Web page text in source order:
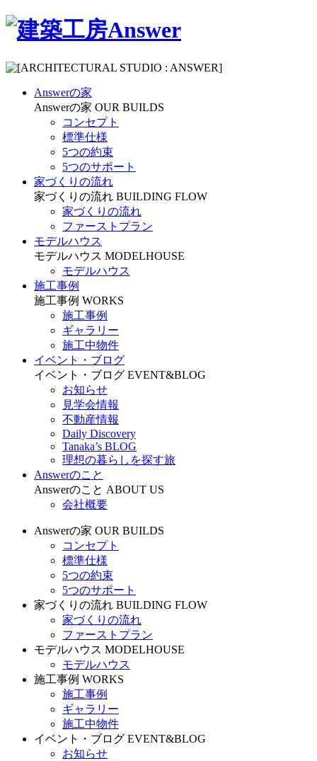
Answerの家
Answerの家 OUR BUILDS
コンセプト
標準仕様
5つの約束
5つのサポート
家づくりの流れ
家づくりの流れ BUILDING FLOW
家づくりの流れ
ファーストプラン
モデルハウス
モデルハウス MODELHOUSE
モデルハウス
施工事例
施工事例 WORKS
施工事例
ギャラリー
施工中物件
イベント・ブログ
イベント・ブログ EVENT&BLOG
お知らせ
見学会情報
不動産情報
Daily Discovery
Tanaka’s BLOG
理想の暮らしを探す旅
Answerのこと
Answerのこと ABOUT US
会社概要
Answerの家 OUR BUILDS
コンセプト
標準仕様
5つの約束
5つのサポート
家づくりの流れ BUILDING FLOW
家づくりの流れ
ファーストプラン
モデルハウス MODELHOUSE
モデルハウス
施工事例 WORKS
施工事例
ギャラリー
施工中物件
イベント・ブログ EVENT&BLOG
お知らせ